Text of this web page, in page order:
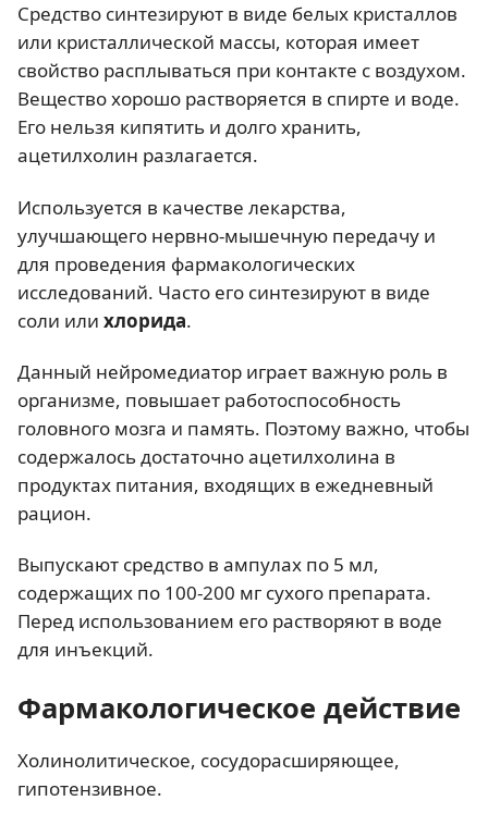
Средство синтезируют в виде белых кристаллов
или кристаллической массы, которая имеет
свойство расплываться при контакте с воздухом.
Вещество хорошо растворяется в спирте и воде.
Его нельзя кипятить и долго хранить,
ацетилхолин разлагается.
Используется в качестве лекарства,
улучшающего нервно-мышечную передачу и
для проведения фармакологических
исследований. Часто его синтезируют в виде
соли или хлорида.
Данный нейромедиатор играет важную роль в
организме, повышает работоспособность
головного мозга и память. Поэтому важно, чтобы
содержалось достаточно ацетилхолина в
продуктах питания, входящих в ежедневный
рацион.
Выпускают средство в ампулах по 5 мл,
содержащих по 100-200 мг сухого препарата.
Перед использованием его растворяют в воде
для инъекций.
Фармакологическое действие
Холинолитическое, сосудорасширяющее,
гипотензивное.